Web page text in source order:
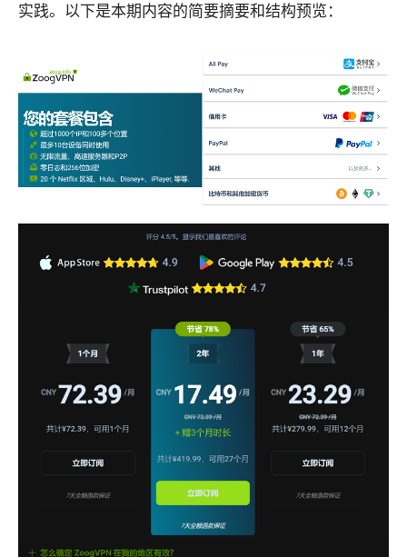
实践。以下是本期内容的简要摘要和结构预览：